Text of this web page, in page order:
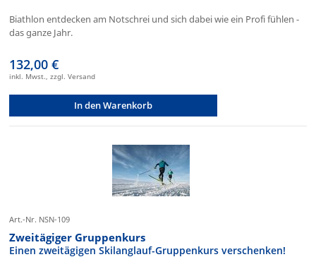
Biathlon entdecken am Notschrei und sich dabei wie ein Profi fühlen -
das ganze Jahr.
132,00 €
inkl. Mwst., zzgl. Versand
In den Warenkorb
Art.-Nr. NSN-109
Zweitägiger Gruppenkurs
Einen zweitägigen Skilanglauf-Gruppenkurs verschenken!